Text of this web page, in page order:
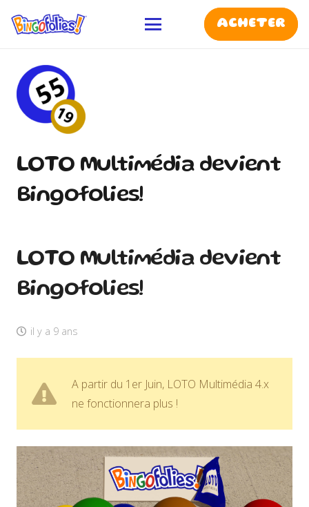
ACHETER
LOTO Multimédia devient
Bingofolies!
LOTO Multimédia devient
Bingofolies!
il y a 9 ans
A partir du 1er Juin, LOTO Multimédia 4.x
ne fonctionnera plus !